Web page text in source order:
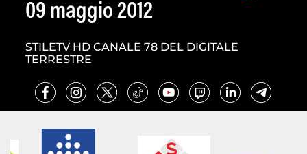
09 maggio 2012
STILETV HD CANALE 78 DEL DIGITALE
TERRESTRE